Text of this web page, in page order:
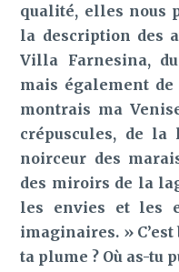
qualité, elles nous
la description des
Villa Farnesina,
mais également
montrais ma
crépuscules, de
noirceur des
des miroirs de la
les envies et les
imaginaires. » C’est
ta plume ? Où as-tu